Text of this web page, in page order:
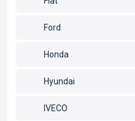
Ford
Honda
Hyundai
IVECO